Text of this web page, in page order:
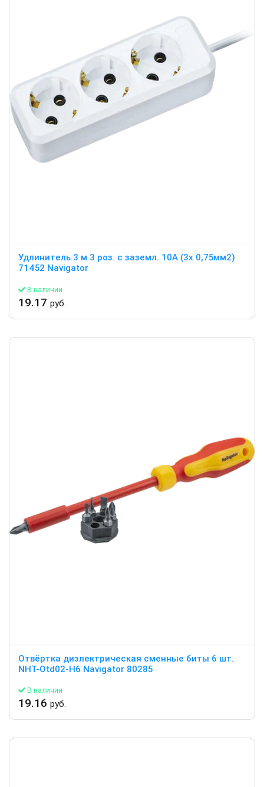
Удлинитель 3 м 3 роз. с заземл. 10А (3х 0,75мм2)
71452 Navigator
В наличии
19.17 руб.
Отвёртка диэлектрическая сменные биты 6 шт.
NHT-Оtd02-H6 Navigator 80285
В наличии
19.16 руб.